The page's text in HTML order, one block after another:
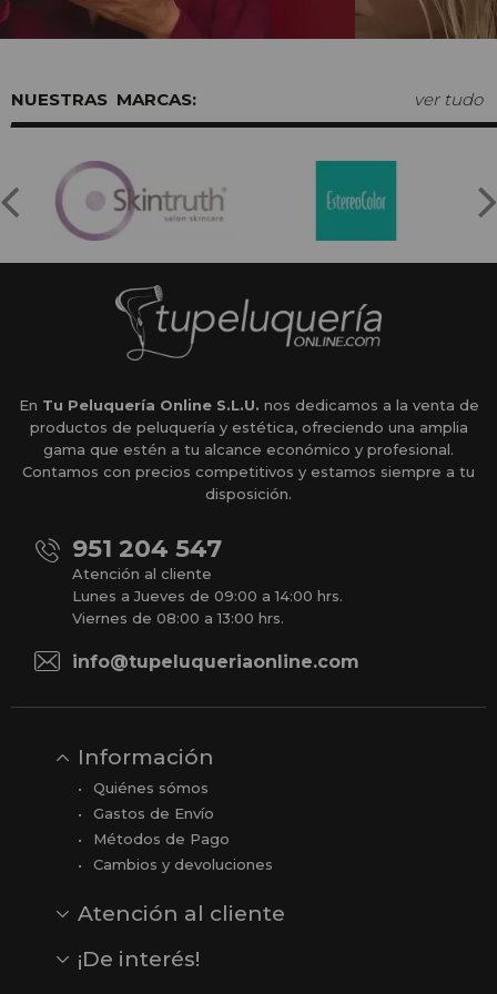
MARCAS: ver tudo
En Tu Peluquería Online S.L.U. nos dedicamos a la venta de
productos de peluquería y estética, ofreciendo una amplia
gama que estén a tu alcance económico y profesional.
Contamos con precios competitivos y estamos siempre a tu
disposición.
951 204 547
Atención al cliente
Lunes a Jueves de 09:00 a 14:00 hrs.
Viernes de 08:00 a 13:00 hrs.
info@tupeluqueriaonline.com
Información
Quiénes sómos
Gastos de Envío
Métodos de Pago
Cambios y devoluciones
Atención al cliente
Opiniones
Reseñas en Google
¡De interés!